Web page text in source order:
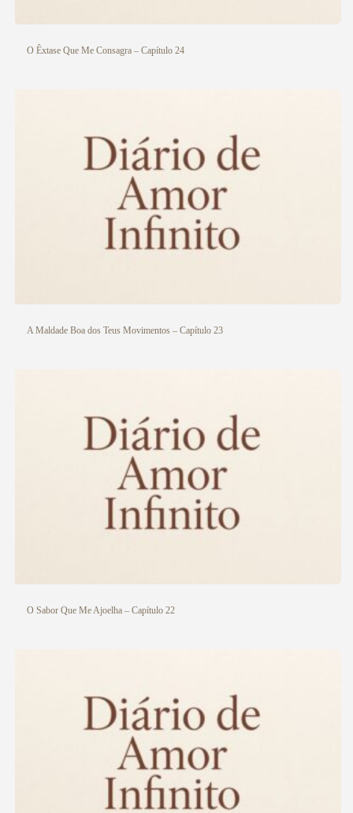
O Êxtase Que Me Consagra – Capítulo 24
A Maldade Boa dos Teus Movimentos – Capítulo 23
O Sabor Que Me Ajoelha – Capítulo 22